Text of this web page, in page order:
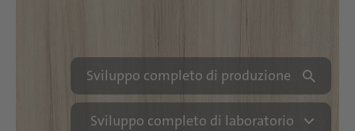
Sviluppo completo di produzione
Sviluppo completo di laboratorio